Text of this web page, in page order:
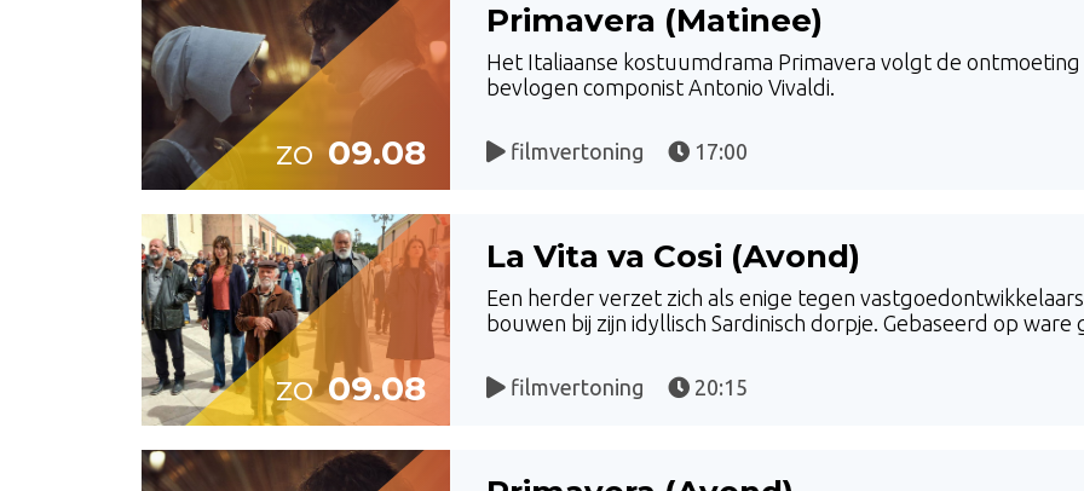
zo 09.08
Primavera (Matinee)
Het Italiaanse kostuumdrama Primavera volgt de
bevlogen componist Antonio Vivaldi.
filmvertoning 17:00
zo 09.08
La Vita va Cosi (Avond)
Een herder verzet zich als enige tegen
bouwen bij zijn idyllisch Sardinisch dorpje. Gebaseerd op
filmvertoning 20:15